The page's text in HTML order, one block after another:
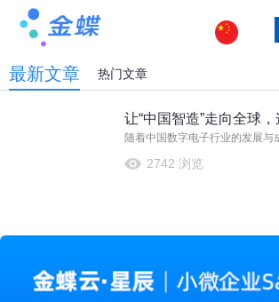
最新文章 热门文章
让“中国智造”走向全球
服“出海”困局？
随着中国数字电子行业的发展与
码”，从工业时代进入“新工业时
2742 浏览